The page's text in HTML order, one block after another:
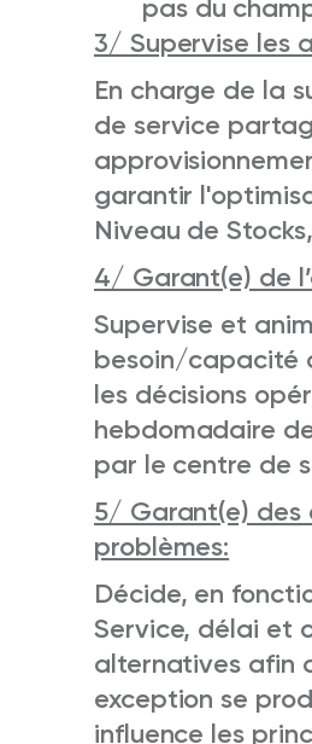
pas du
3/ Supervise les
En charge de la
de service
garantir
Niveau de
4/ Garant(e) de
Supervise et
besoin/capacité
les décisions
hebdomadaire
par le centre de
5/ Garant(e) des
problèmes:
Décide, en
Service, délai et
alternatives afin
exception se
influence les